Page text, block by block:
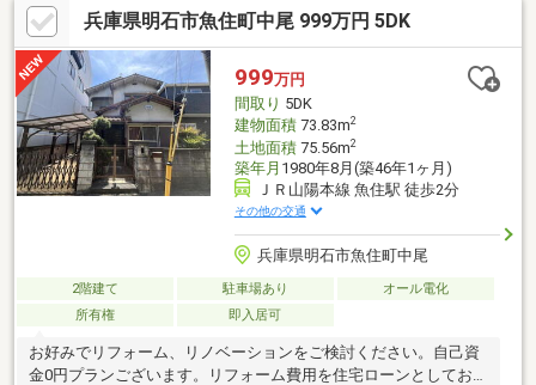
兵庫県明石市魚住町中尾 999万円 5DK
999万円
間取り 5DK
建物面積73.83m2
土地面積75.56m2
築年月 1980年8月(築46年1ヶ月)
ＪＲ山陽本線 魚住駅 徒歩2分
その他の交通
兵庫県明石市魚住町中尾
2階建て 駐車場あり
オール電化
所有権
即入居可
お好みでリフォーム、リノベーションをご検討ください。自己資
金0円プランございます。リフォーム費用を住宅ローンとしてお支